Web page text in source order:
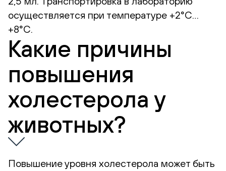
осуществляется при температуре +2°С…
+8°С.
Какие причины
повышения
холестерола у
животных?
Повышение уровня холестерола может быть